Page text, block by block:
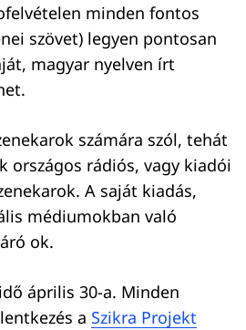
minden fontos
szövet) legyen pontosan
magyar nyelven írt
számára szól, tehát
országos rádiós, vagy kiadói
A saját kiadás,
médiumokban való
ok.
április 30-a. Minden
a Szikra Projekt